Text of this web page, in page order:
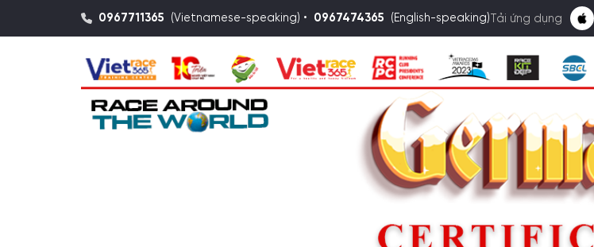
0967711365 (Vietnamese-speaking) • 0967474365 (English-speaking) Tải ứng dụng